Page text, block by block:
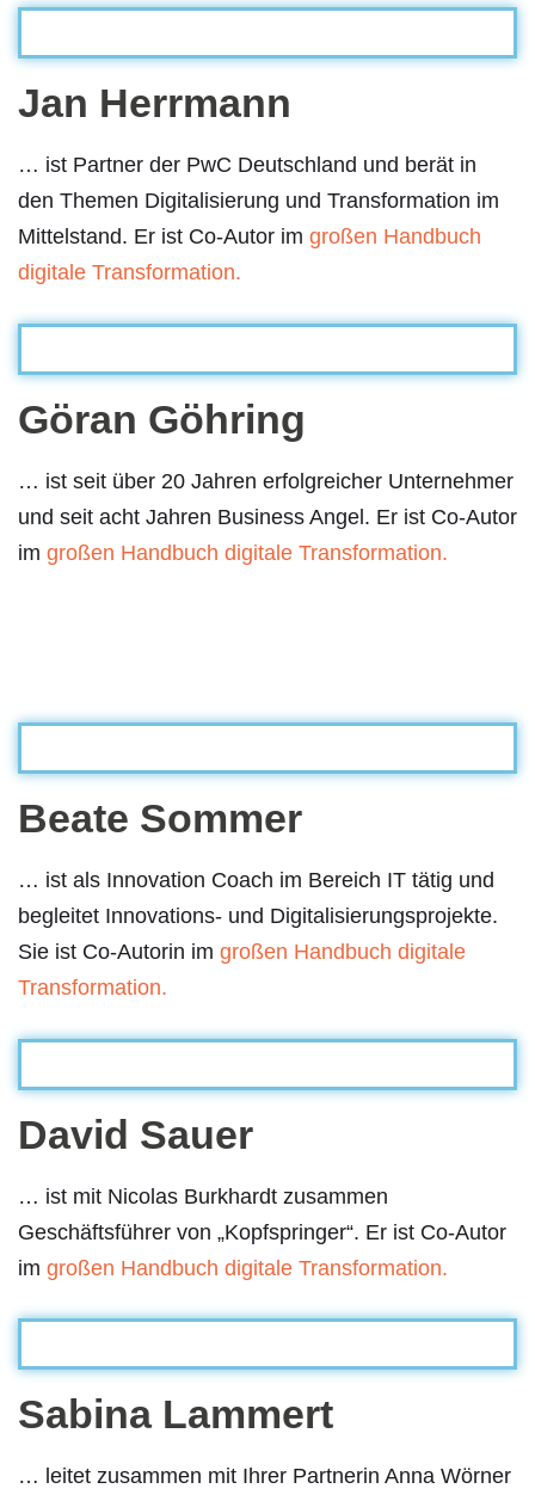
Jan Herrmann
… ist Partner der PwC Deutschland und berät in
den Themen Digitalisierung und Transformation im
Mittelstand. Er ist Co-Autor im großen Handbuch
digitale Transformation.
Göran Göhring
… ist seit über 20 Jahren erfolgreicher Unternehmer
und seit acht Jahren Business Angel. Er ist Co-Autor
im großen Handbuch digitale Transformation.
Beate Sommer
… ist als Innovation Coach im Bereich IT tätig und
begleitet Innovations- und Digitalisierungsprojekte.
Sie ist Co-Autorin im großen Handbuch digitale
Transformation.
David Sauer
… ist mit Nicolas Burkhardt zusammen
Geschäftsführer von „Kopfspringer“. Er ist Co-Autor
im großen Handbuch digitale Transformation.
Sabina Lammert
… leitet zusammen mit Ihrer Partnerin Anna Wörner